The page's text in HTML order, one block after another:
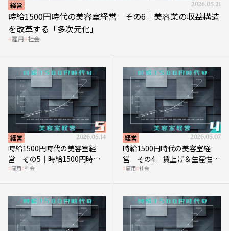
経営 2026.05.21
時給1500円時代の美容室経営 その6｜美容業の収益構造
を改革する「多次元化」
雇用 社会
経営 2026.05.14
時給1500円時代の美容室経
営 その5｜時給1500円時代
の到来は美容業の収益構造を
雇用 社会
経営 2026.05.07
時給1500円時代の美容室経
営 その4｜賃上げ＆生産性向
上につなげる賢い助成金活用
雇用 社会